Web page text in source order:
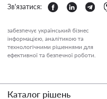
Зв'язатися:
забезпечує український бізнес
інформацією, аналітикою та
технологічними рішеннями для
ефективної та безпечної роботи.
Каталог рішень